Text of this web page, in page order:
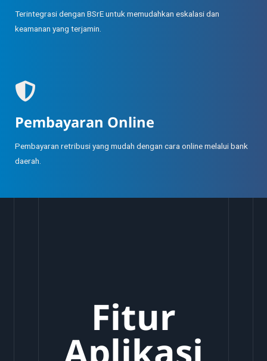
Terintegrasi dengan BSrE untuk memudahkan eskalasi dan
keamanan yang terjamin.
Pembayaran Online
Pembayaran retribusi yang mudah dengan cara online melalui bank
daerah.
Fitur
Aplikasi